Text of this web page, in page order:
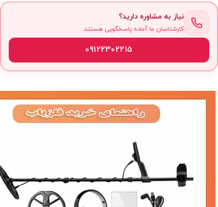
نیاز به مشاوره دارید؟
کارشناسان ما آماده پاسخگویی هستند.
09122302215